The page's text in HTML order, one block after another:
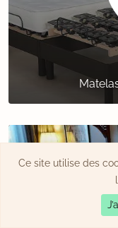
Ce site utilise des